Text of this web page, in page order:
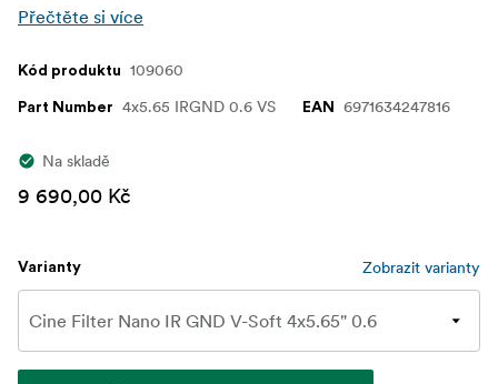
Přečtěte si více
Kód produktu 109060
Part Number 4x5.65 IRGND 0.6 VS EAN 6971634247816
Na skladě
9 690,00 Kč
Varianty Zobrazit varianty